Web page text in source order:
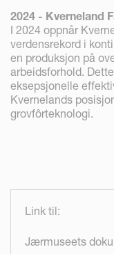
2024 - Kverneland
I 2024 oppnår
verdensrekord i
en produksjon på
arbeidsforhold.
eksepsjonelle
Kvernelands
grovfôrteknologi.
Link til:
Jærmuseets